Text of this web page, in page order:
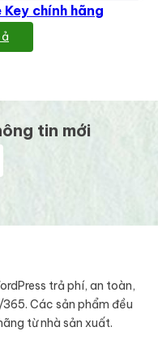
chính hãng
tin mới
trả phí, an toàn,
Các sản phẩm đều
từ nhà sản xuất.